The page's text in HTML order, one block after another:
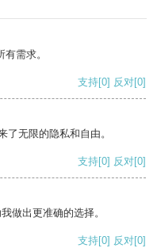
需求。
支持[0] 反对[0]
无限的隐私和自由。
支持[0] 反对[0]
做出更准确的选择。
支持[0] 反对[0]